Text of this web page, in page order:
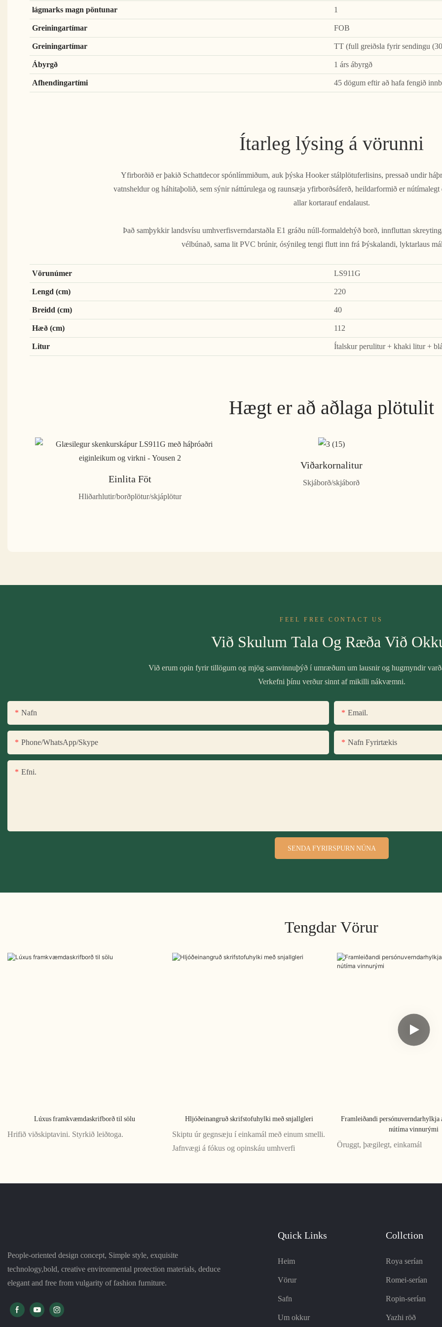
lágmarks magn pöntunar
1
Greiningartímar
FOB
Greiningartímar
TT (full greiðsla fyrir sendingu
Ábyrgð
1 árs ábyrgð
Afhendingartími
45 dögum eftir að hafa fengið
Ítarleg lýsing á vörunni
Yfirborðið er þakið Schattdecor spónlímmiðum, auk þýska Hooker stálplötuferlisins, pressað undir
vatnsheldur og háhitaþolið, sem sýnir náttúrulega og raunsæja yfirborðsáferð, heildarformið er
allar kortarauf endalaust.
Það samþykkir landsvísu umhverfisverndarstaðla E1 gráðu núll-formaldehýð borð, innfluttan
vélbúnað, sama lit PVC brúnir, ósýnileg tengi flutt inn frá Þýskalandi, lyktarlaus
Vörunúmer
LS911G
Lengd (cm)
220
Breidd (cm)
40
Hæð (cm)
112
Litur
Ítalskur perulitur + khaki litur +
Hægt er að aðlaga plötulit
Einlita Föt
Hliðarhlutir/borðplötur/skjáplötur
Viðarkornalitur
Skjáborð/skjáborð
FEEL FREE CONTACT US
Við Skulum Tala Og Ræða Við
Við erum opin fyrir tillögum og mjög samvinnuþýð í umræðum um lausnir og hugmyndir
Verkefni þínu verður sinnt af mikilli nákvæmni.
Nafn Email.
Phone/WhatsApp/Skype Nafn Fyrirtækis
Efni.
SENDA FYRIRSPURN NÚNA
Tengdar Vörur
Lúxus framkvæmdaskrifborð til sölu
Hrifið viðskiptavini. Styrkið leiðtoga.
Hljóðeinangruð skrifstofuhylki með snjallgleri
Skiptu úr gegnsæju í einkamál með einum smelli.
Jafnvægi á fókus og opinskáu umhverfi
Framleiðandi
nútíma vinnurými
Öruggt, þægilegt, einkamál
People-oriented design concept, Simple style, exquisite
technology,bold, creative environmental protection materials, deduce
elegant and free from vulgarity of fashion furniture.
Quick Links
Heim
Vörur
Safn
Um okkur
Collction
Roya serían
Romei-serían
Ropin-serían
Yazhi röð